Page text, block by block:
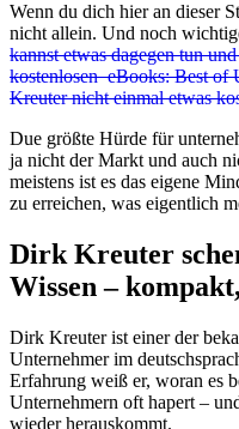
Wenn du dich hier an dieser
nicht allein. Und noch
kannst etwas dagegen tun
kostenlosen eBooks: Best of
Kreuter nicht einmal etwas
Due größte Hürde für
ja nicht der Markt und auch
meistens ist es das eigene
zu erreichen, was eigentlich
Dirk Kreuter
Wissen –
Dirk Kreuter ist einer der
Unternehmer im
Erfahrung weiß er, woran es
Unternehmern oft hapert –
wieder herauskommt.